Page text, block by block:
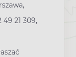
49 21 309,